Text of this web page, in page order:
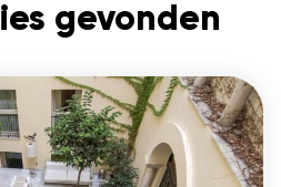
gevonden